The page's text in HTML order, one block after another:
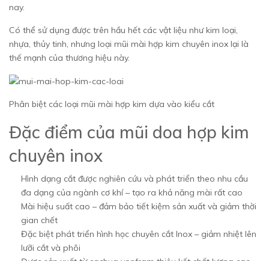
nay.
Có thể sử dụng được trên hầu hết các vật liệu như kim loại,
nhựa, thủy tinh, nhưng loại mũi mài hợp kim chuyên inox lại là
thế mạnh của thương hiệu này.
Phân biệt các loại mũi mài hợp kim dựa vào kiểu cắt
Đặc điểm của mũi doa hợp kim
chuyên inox
Hình dạng cắt được nghiên cứu và phát triển theo nhu cầu
đa dạng của ngành cơ khí – tạo ra khả năng mài rất cao
Mài hiệu suất cao – đảm bảo tiết kiệm sản xuất và giảm thời
gian chết
Đặc biệt phát triển hình học chuyên cắt Inox – giảm nhiệt lên
lưỡi cắt và phôi